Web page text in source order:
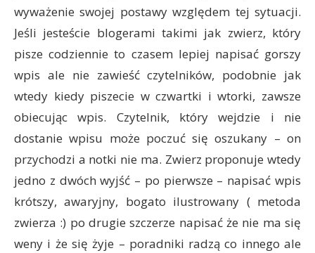
wyważenie swojej postawy względem tej sytuacji.
Jeśli jesteście blogerami takimi jak zwierz, który
pisze codziennie to czasem lepiej napisać gorszy
wpis ale nie zawieść czytelników, podobnie jak
wtedy kiedy piszecie w czwartki i wtorki, zawsze
obiecując wpis. Czytelnik, który wejdzie i nie
dostanie wpisu może poczuć się oszukany – on
przychodzi a notki nie ma. Zwierz proponuje wtedy
jedno z dwóch wyjść – po pierwsze – napisać wpis
krótszy, awaryjny, bogato ilustrowany ( metoda
zwierza :) po drugie szczerze napisać że nie ma się
weny i że się żyje – poradniki radzą co innego ale